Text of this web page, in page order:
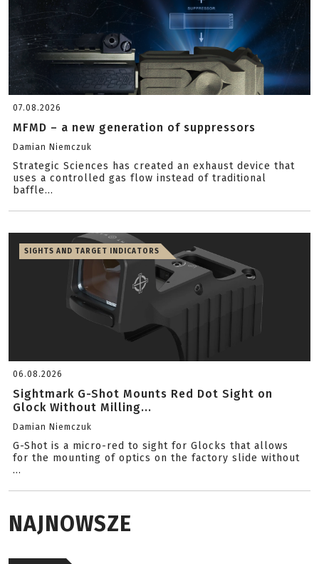
07.08.2026
MFMD – a new generation of suppressors
Damian Niemczuk
Strategic Sciences has created an exhaust device that
uses a controlled gas flow instead of traditional
baffle...
SIGHTS AND TARGET INDICATORS
06.08.2026
Sightmark G-Shot Mounts Red Dot Sight on
Glock Without Milling...
Damian Niemczuk
G-Shot is a micro-red to sight for Glocks that allows
for the mounting of optics on the factory slide without
...
NAJNOWSZE